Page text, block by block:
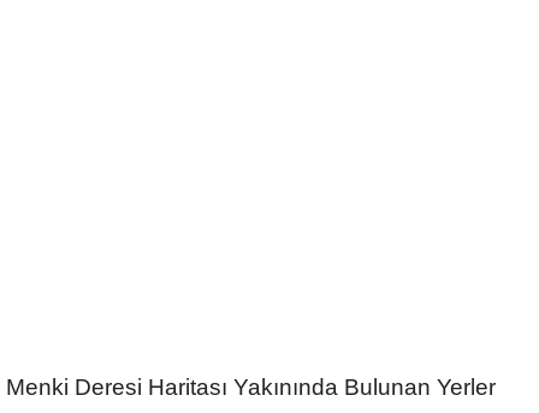
Menki Deresi Haritası Yakınında Bulunan Yerler